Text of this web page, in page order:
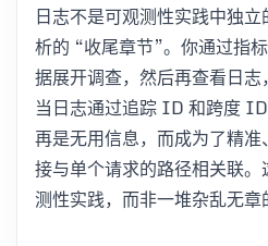
日志不是可观测性实践中独
析的 “收尾章节”。你通过指
据展开调查，然后再查看日志
当日志通过追踪 ID 和跨度
再是无用信息，而成为了精
接与单个请求的路径相关联
测性实践，而非一堆杂乱无章